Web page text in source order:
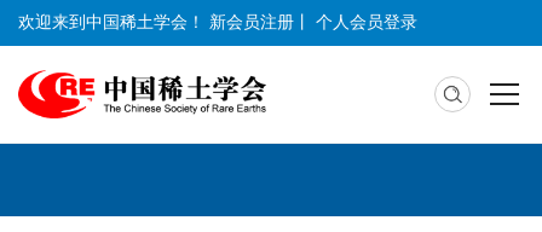
欢迎来到中国稀土学会！ 新会员注册 个人会员登录